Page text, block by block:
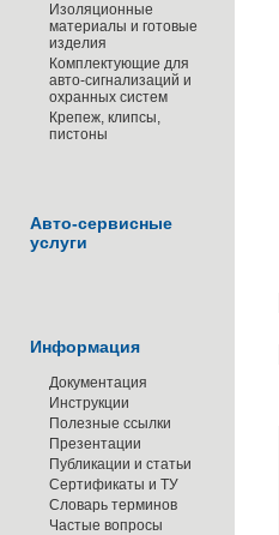
Изоляционные
материалы и готовые
изделия
Комплектующие для
авто-сигнализаций и
охранных систем
Крепеж, клипсы,
пистоны
Авто-сервисные
услуги
Информация
Документация
Инструкции
Полезные ссылки
Презентации
Публикации и статьи
Сертификаты и ТУ
Словарь терминов
Частые вопросы